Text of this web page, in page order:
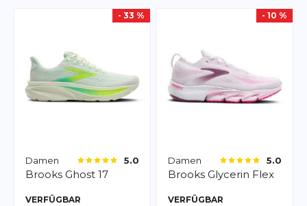
- 33 %
Damen 5.0
Brooks Ghost 17
VERFÜGBAR
- 10 %
Damen 5.0
Brooks Glycerin Flex
VERFÜGBAR